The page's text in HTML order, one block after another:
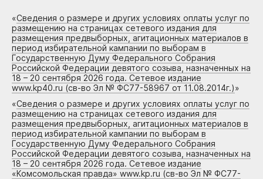
«Сведения о размере и других условиях оплаты услуг по
размещению на страницах сетевого издания для
размещения предвыборных, агитационных материалов в
период избирательной кампании по выборам в
Государственную Думу Федерального Собрания
Российской Федерации девятого созыва, назначенных на
18 – 20 сентября 2026 года. Сетевое издание
www.kp40.ru (св-во Эл № ФС77-58967 от 11.08.2014г.)»
«Сведения о размере и других условиях оплаты услуг по
размещению на страницах сетевого издания для
размещения предвыборных, агитационных материалов в
период избирательной кампании по выборам в
Государственную Думу Федерального Собрания
Российской Федерации девятого созыва, назначенных на
18 – 20 сентября 2026 года. Сетевое издание
«Комсомольская правда» www.kp.ru (св-во Эл № ФС77-